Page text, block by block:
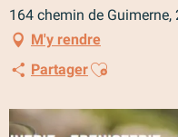
164 chemin de
M'y rendre
PartagerAjouter aux